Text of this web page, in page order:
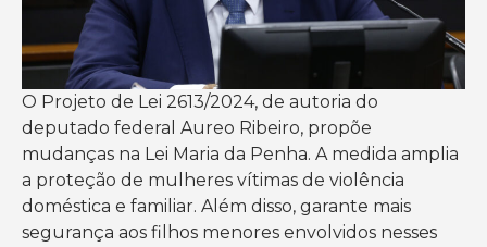
O Projeto de Lei 2613/2024, de autoria do
deputado federal Aureo Ribeiro, propõe
mudanças na Lei Maria da Penha. A medida amplia
a proteção de mulheres vítimas de violência
doméstica e familiar. Além disso, garante mais
segurança aos filhos menores envolvidos nesses